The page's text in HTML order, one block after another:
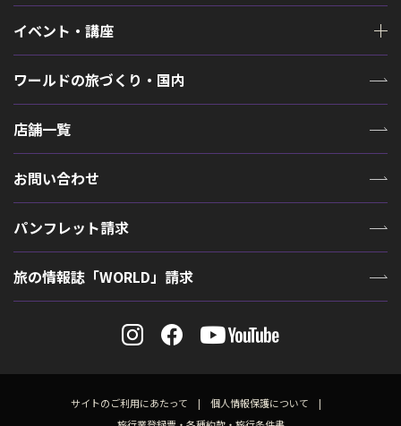
イベント・講座
ワールドの旅づくり・国内
店舗一覧
お問い合わせ
パンフレット請求
旅の情報誌「WORLD」請求
サイトのご利用にあたって
個人情報保護について